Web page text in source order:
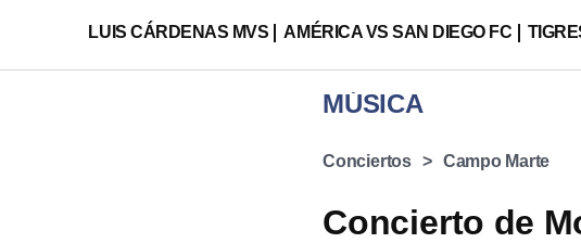
LUIS CÁRDENAS MVS AMÉRICA VS SAN DIEGO FC
MÚSICA
Conciertos Campo Marte
Concierto de